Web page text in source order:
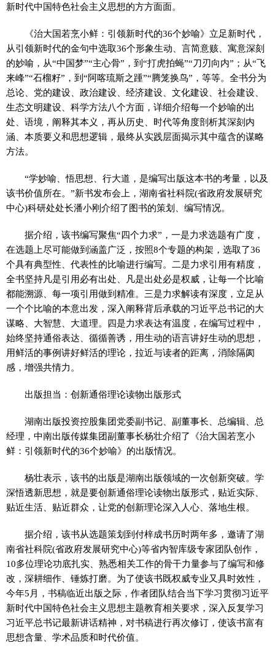
新时代中国特色社会主义思想的方方面面。
《治大国若烹小鲜：引领新时代的36个妙喻》立足新时代，
从引领新时代的金句中选取36个形象生动、言简意赅、寓意深刻
的妙喻，从“中国梦”“主心骨”，到“打虎拍蝇”“刀刃向内”；从“飞
来峰”“石榴籽”，到“阿喀琉斯之踵”“腾笼换鸟”，等等。全书分为
总论、党的建设、政治建设、经济建设、文化建设、社会建设、
生态文明建设、科学方法八个方面，详细介绍每一个妙喻的出
处、语境，阐释其本义，再从历史、时代等角度剖析其深刻内
涵、本质要义和思想逻辑，最终从实践层面揭示其中蕴含的谋略
方法。
“学妙喻、悟思想、行大道，是编写出版这本书的考量，以及
该书价值所在。”新书发布会上，湖南省社科院(省政府发展研究
中心)科研处处长潘小刚介绍了图书的策划、编写情况。
据介绍，该书编写聚焦“四个力求”，一是力求选题有广度，
在选题上尽可能做到涵盖广泛，按照8个专题的构架，选取了36
个具有典型性、代表性的比喻进行编写。二是力求引用有精度，
全书坚持凡是引用必有出处、凡是出处必是权威，让每一个比喻
都能溯源、每一项引用做到精准。三是力求解读有深度，立足从
一个个比喻的本意出发，深入阐释背后承载的习近平总书记的大
谋略、大智慧、大道理。四是力求表达有温度，在编写过程中，
始终坚持通俗表达、循循善诱，用生动的语言讲好生动的思想，
用鲜活的事例讲好鲜活的理论，拉近与读者的距离，消除隔阂
感，增强共情力。
出版担当：创新通俗理论读物出版形式
湖南出版投资控股集团党委副书记、副董事长、总编辑、总
经理，中南出版传媒集团副董事长杨壮介绍了《治大国若烹小
鲜：引领新时代的36个妙喻》的出版情况。
杨壮表示，该书的出版是湖南出版领域的一次创新突破。学
深悟透新思想，就是要创新通俗理论读物出版形式，贴近实际、
贴近生活、贴近群众，让党的创新理论深入人心、落地生根。
据介绍，该书从选题策划到付梓成书历时两年多，邀请了湖
南省社科院(省政府发展研究中心)等省内智库级专家团队创作，
10多位理论功底扎实、熟悉相关工作的骨干力量参与了编写和修
改，深耕细作、锤炼打磨。为了使该书既权威专业又具时效性，
今年5月，书稿临近出版之际，作者团队结合当下学习贯彻习近平
新时代中国特色社会主义思想主题教育相关要求，深入反复学习
习近平总书记最新讲话精神，对书稿进行再次修订，使该书富有
思想含量、学术品质和时代价值。